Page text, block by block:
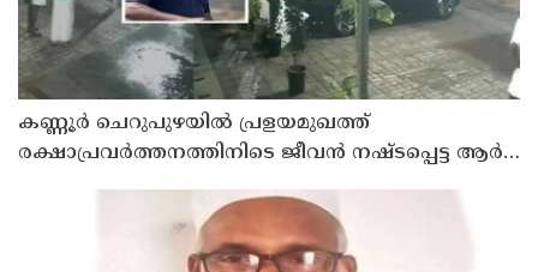
കണ്ണൂർ ചെറുപുഴയിൽ പ്രളയമുഖത്ത്
രക്ഷാപ്രവർത്തനത്തിനിടെ ജീവൻ നഷ്ടപ്പെട്ട ആർ.
കാണിച്ചതായി ആരോപണം